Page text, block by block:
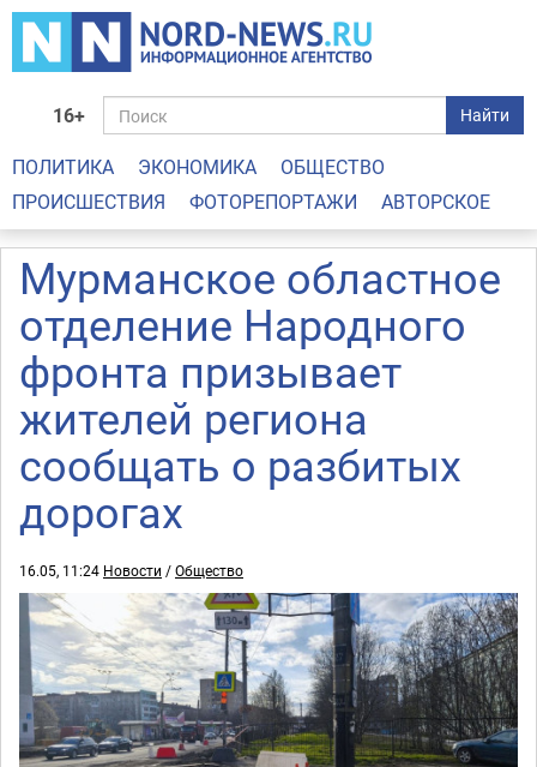
16+ Найти
ПОЛИТИКА ЭКОНОМИКА
ОБЩЕСТВО
ПРОИСШЕСТВИЯ
ФОТОРЕПОРТАЖИ АВТОРСКОЕ
Мурманское областное
отделение Народного
фронта призывает
жителей региона
сообщать о разбитых
дорогах
16.05, 11:24 Новости /Общество